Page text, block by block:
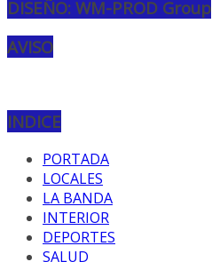
DISEÑO: WM-PROD Group
AVISO
INDICE
PORTADA
LOCALES
LA BANDA
INTERIOR
DEPORTES
SALUD